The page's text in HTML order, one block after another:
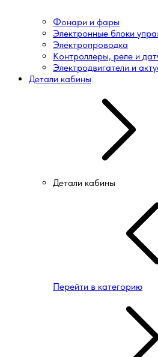
Фонари и фары
Электронные блоки
Электропроводка
Контроллеры, реле и
Электродвигатели и
Детали кабины
Детали кабины
Перейти в категорию